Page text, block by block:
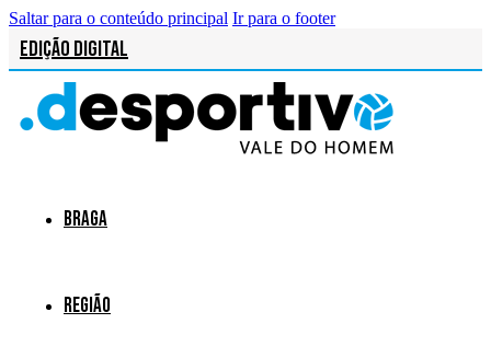
Saltar para o conteúdo principal Ir para o footer
Edição Digital
Braga
Região